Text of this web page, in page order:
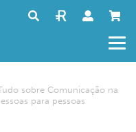
sobre Comunicação na
para pessoas